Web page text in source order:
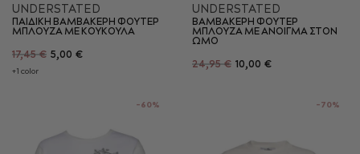
UNDERSTATED
ΠΑΙΔΙΚΗ ΒΑΜΒΑΚΕΡΗ ΦΟΥΤΕΡ
ΜΠΛΟΥΖΑ ΜΕ ΚΟΥΚΟΥΛΑ
17,45 € 5,00 €
+1 color
UNDERSTATED
ΒΑΜΒΑΚΕΡΗ ΦΟΥΤΕΡ
ΜΠΛΟΥΖΑ ΜΕ ΑΝΟΙΓΜΑ ΣΤΟΝ
ΩΜΟ
24,95 € 10,00 €
-60% -70%